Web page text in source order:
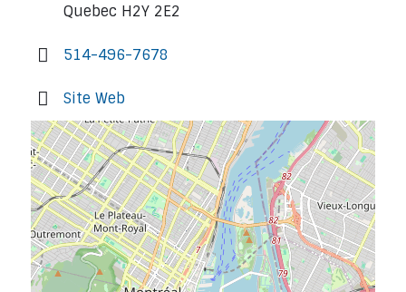
Quebec H2Y 2E2
514-496-7678
Site Web